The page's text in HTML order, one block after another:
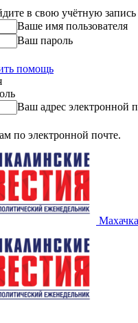
в свою учётную запись
Ваше имя пользователя
Ваш пароль
помощь
Ваш адрес электронной
по электронной почте.